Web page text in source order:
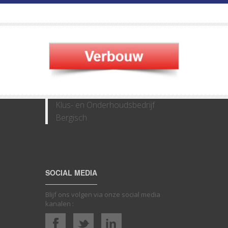
Klus- en Onderhoudsbedrijf
Bergisch
SOCIAL MEDIA
Blijf ons volgen via onze social media
kanalen :